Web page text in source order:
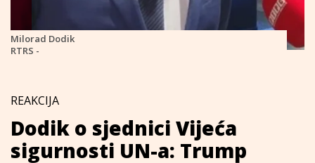
Milorad Dodik
RTRS -
REAKCIJA
Dodik o sjednici Vijeća
sigurnosti UN-a: Trump